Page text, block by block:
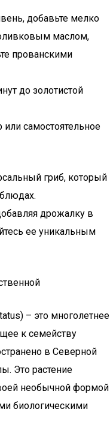
добавьте мелко
маслом,
прованскими
до золотистой
или самостоятельное
гриб, который
дрожалку в
ее уникальным
– это многолетнее
к семейству
в Северной
Это растение
необычной формой
биологическими